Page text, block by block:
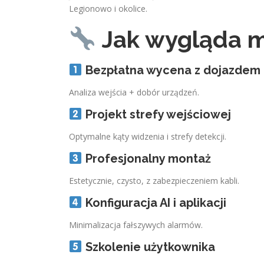
Legionowo i okolice.
Jak wygląda
Bezpłatna wycena z dojazdem
Analiza wejścia + dobór urządzeń.
Projekt strefy wejściowej
Optymalne kąty widzenia i strefy detekcji.
Profesjonalny montaż
Estetycznie, czysto, z zabezpieczeniem kabli.
Konfiguracja AI i aplikacji
Minimalizacja fałszywych alarmów.
Szkolenie użytkownika